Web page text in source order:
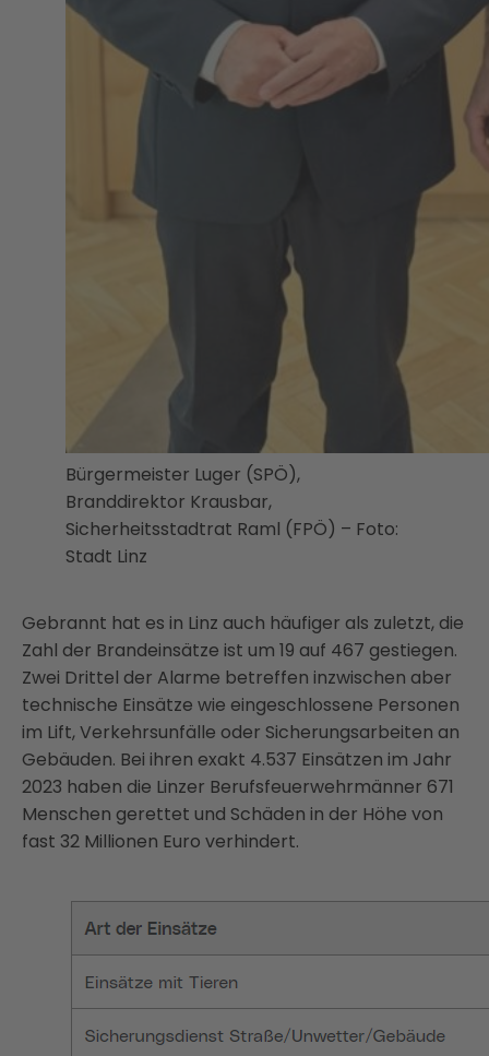
Bürgermeister Luger (SPÖ),
Branddirektor Krausbar,
Sicherheitsstadtrat Raml (FPÖ) – Foto:
Stadt Linz
Gebrannt hat es in Linz auch häufiger als zuletzt, die
Zahl der Brandeinsätze ist um 19 auf 467 gestiegen.
Zwei Drittel der Alarme betreffen inzwischen aber
technische Einsätze wie eingeschlossene Personen
im Lift, Verkehrsunfälle oder Sicherungsarbeiten an
Gebäuden. Bei ihren exakt 4.537 Einsätzen im Jahr
2023 haben die Linzer Berufsfeuerwehrmänner 671
Menschen gerettet und Schäden in der Höhe von
fast 32 Millionen Euro verhindert.